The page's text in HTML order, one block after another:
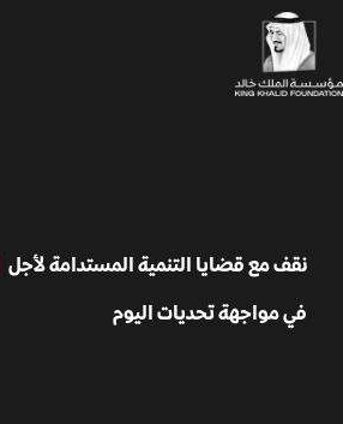
نقف مع قضايا التنمية المستدامة لأجل
في مواجهة تحديات اليوم